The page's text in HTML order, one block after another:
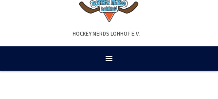
HOCKEY NERDS LOHHOF E.V.